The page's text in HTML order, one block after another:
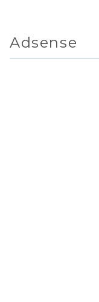
もしれない件
Adsense